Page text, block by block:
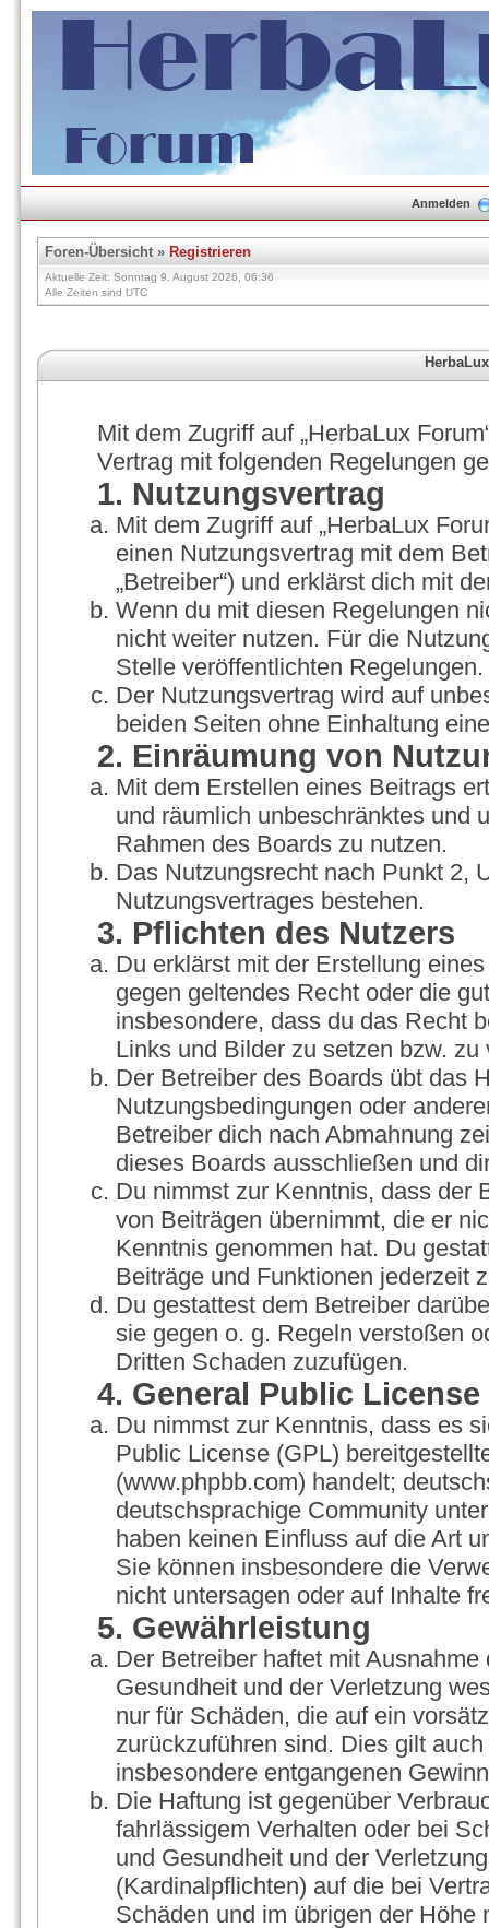
Anmelden
Foren-Übersicht» Registrieren
Aktuelle Zeit: Sonntag 9. August 2026, 06:36
Alle Zeiten sind UTC
Mit dem Zugriff auf „HerbaLux
Vertrag mit folgenden Regelungen
1. Nutzungsvertrag
Mit dem Zugriff auf „HerbaLux
einen Nutzungsvertrag mit dem
„Betreiber“) und erklärst dich mit
Wenn du mit diesen Regelungen
nicht weiter nutzen. Für die
Stelle veröffentlichten Regelungen.
Der Nutzungsvertrag wird auf
beiden Seiten ohne Einhaltung
2. Einräumung von
Mit dem Erstellen eines Beitrags
und räumlich unbeschränktes und
Rahmen des Boards zu nutzen.
Das Nutzungsrecht nach Punkt 2,
Nutzungsvertrages bestehen.
3. Pflichten des Nutzers
Du erklärst mit der Erstellung
gegen geltendes Recht oder die
insbesondere, dass du das Recht
Links und Bilder zu setzen bzw. zu
Der Betreiber des Boards übt das
Nutzungsbedingungen oder
Betreiber dich nach Abmahnung
dieses Boards ausschließen und
Du nimmst zur Kenntnis, dass der
von Beiträgen übernimmt, die er
Kenntnis genommen hat. Du
Beiträge und Funktionen jederzeit
Du gestattest dem Betreiber
sie gegen o. g. Regeln verstoßen
Dritten Schaden zuzufügen.
4. General Public License
Du nimmst zur Kenntnis, dass es
Public License (GPL)
(www.phpbb.com) handelt;
deutschsprachige Community
haben keinen Einfluss auf die Art
Sie können insbesondere die
nicht untersagen oder auf Inhalte
5. Gewährleistung
Der Betreiber haftet mit
Gesundheit und der Verletzung
nur für Schäden, die auf ein
zurückzuführen sind. Dies gilt
insbesondere entgangenen
Die Haftung ist gegenüber
fahrlässigem Verhalten oder bei
und Gesundheit und der
(Kardinalpflichten) auf die bei
Schäden und im übrigen der Höhe